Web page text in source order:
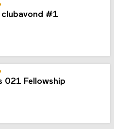
clubavond #1
021 Fellowship